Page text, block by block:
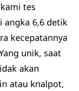
tes
angka 6,6 detik
kecepatannya
unik, saat
akan
atau knalpot,